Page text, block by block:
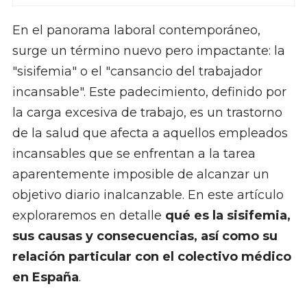
En el panorama laboral contemporáneo,
surge un término nuevo pero impactante: la
"sisifemia" o el "cansancio del trabajador
incansable". Este padecimiento, definido por
la carga excesiva de trabajo, es un trastorno
de la salud que afecta a aquellos empleados
incansables que se enfrentan a la tarea
aparentemente imposible de alcanzar un
objetivo diario inalcanzable. En este artículo
exploraremos en detalle qué es la sisifemia,
sus causas y consecuencias, así como su
relación particular con el colectivo médico
en España.